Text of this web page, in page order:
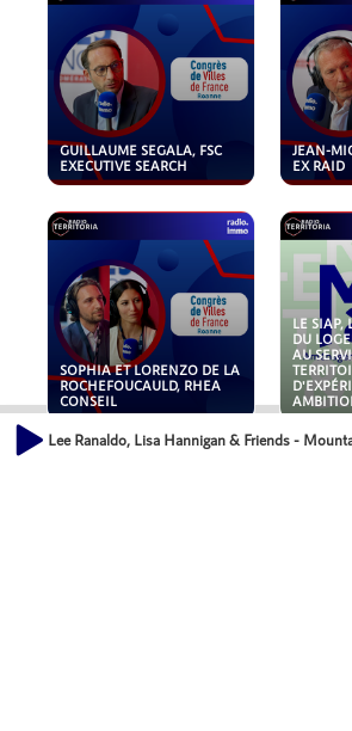
GUILLAUME SEGALA, FSC
EXECUTIVE SEARCH
JEAN-
EX RAID
SOPHIA ET LORENZO DE LA
ROCHEFOUCAULD, RHEA
CONSEIL
LE SIAP,
DU
AU
Lee Ranaldo, Lisa Hannigan & Friends -